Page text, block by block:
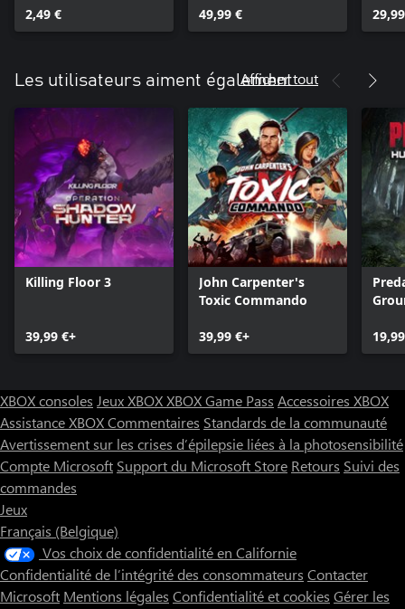
2,49 €
49,99 €
Les utilisateurs aiment également
Afficher tout
Killing Floor 3
39,99 €+
John Carpenter's
Toxic Commando
39,99 €+
XBOX consoles Jeux XBOXXBOX Game Pass Accessoires XBOX
Assistance XBOXCommentaires Standards de la communauté
Avertissement sur les crises d’épilepsie liées à la photosensibilité
Compte Microsoft Support du Microsoft Store Retours Suivi des
commandes
Jeux
Français (Belgique)
Vos choix de confidentialité en Californie
Confidentialité de l’intégrité des consommateurs Contacter
Microsoft Mentions légales Confidentialité et cookies Gérer les